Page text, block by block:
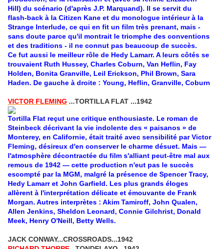
Hill) du scénario (d'après J.P. Marquand). Il se servit du
flash-back à la Citizen Kane et du monologue intérieur à la
Strange Interlude, ce qui en fit un film très prenant, mais -
sans doute parce qu'il montrait le triomphe des conventions
et des traditions - il ne connut pas beaucoup de succès.
Ce fut aussi le meilleur rôle de Hedy Lamarr. A leurs côtés se
trouvaient Ruth Hussey, Charles Coburn, Van Heflin, Fay
Holden, Bonita Granville, Leil Erickson, Phil Brown, Sara
Haden. De gauche à droite : Young, Heflin, Granville, Coburn
VICTOR FLEMING ...TORTILLA FLAT ...1942
Tortilla Flat reçut une critique enthousiaste. Le roman de
Steinbeck décrivant la vie indolente des « paisanos » de
Monterey, en Californie, était traité avec sensibilité par Victor
Fleming, désireux d'en conserver le charme désuet. Mais —
l'atmosphère décontractée du film s'alliant peut-être mal aux
remous de 1942 — cette production n'eut pas le succès
escompté par la MGM, malgré la présence de Spencer Tracy,
Hedy Lamarr et John Garfield. Les plus grands éloges
allèrent à l'interprétation délicate et émouvante de Frank
Morgan. Autres interprètes : Akim Tamiroff, John Qualen,
Allen Jenkins, Sheldon Leonard, Connie Gilchrist, Donald
Meek, Henry O'Neill, Betty Wells.
JACK CONWAY...CROSSROADS...1942